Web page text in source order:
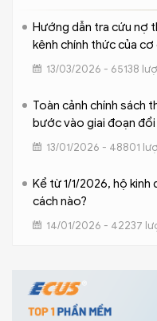
Hướng dẫn tra cứu nợ
kênh chính thức của
13/03/2026 - 65138
Toàn cảnh chính sách
bước vào giai đoạn
13/01/2026 - 48801
Kể từ 1/1/2026, hộ
cách nào?
14/01/2026 - 42237